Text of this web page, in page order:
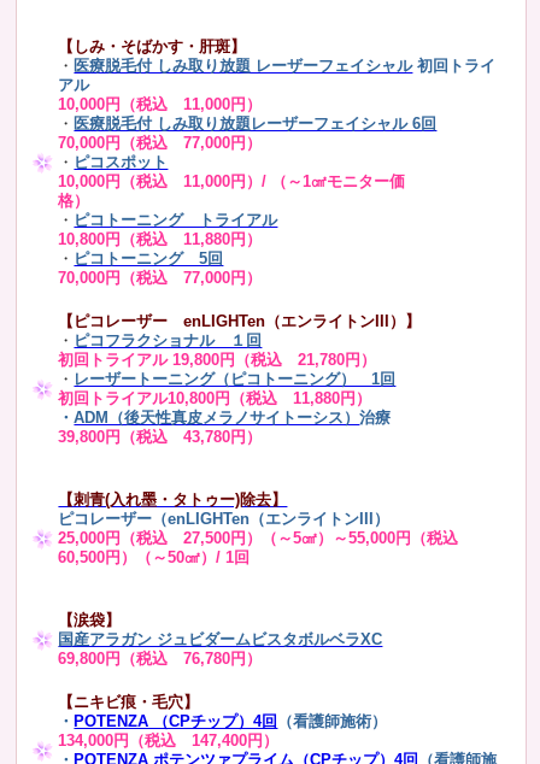
【しみ・そばかす・肝斑】
・ 医療脱毛付 しみ取り放題 レーザーフェイシャル 初回トライ
アル
10,000円（税込 11,000円）
・ 医療脱毛付 しみ取り放題レーザーフェイシャル 6回
70,000円（税込 77,000円）
・ ピコスポット
10,000円（税込 11,000円）/ （～1㎠モニター価
格）
・ ピコトーニング トライアル
10,800円（税込 11,880円）
・ ピコトーニング 5回
70,000円（税込 77,000円）
【ピコレーザー enLIGHTen（エンライトンIII）】
・ ピコフラクショナル １回
初回トライアル 19,800円（税込 21,780円）
・ レーザートーニング（ピコトーニング） 1回
初回トライアル10,800円（税込 11,880円）
・ADM（後天性真皮メラノサイトーシス）治療
39,800円（税込 43,780円）
【刺青(入れ墨・タトゥー)除去】
ピコレーザー（enLIGHTen（エンライトンIII）
25,000円（税込 27,500円）（～5㎠）～55,000円（税込
60,500円）（～50㎠）/ 1回
【涙袋】
国産アラガン ジュビダームビスタボルベラXC
69,800円（税込 76,780円）
【ニキビ痕・毛穴】
・ POTENZA （CPチップ）4回
（看護師施術）
134,000円（税込 147,400円）
・ POTENZA ポテンツァプライム（CPチップ）4回 （看護師施